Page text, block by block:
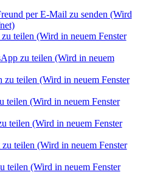
per E-Mail zu senden (Wird
teilen (Wird in neuem Fenster
zu teilen (Wird in neuem
teilen (Wird in neuem Fenster
teilen (Wird in neuem Fenster
teilen (Wird in neuem Fenster
teilen (Wird in neuem Fenster
teilen (Wird in neuem Fenster